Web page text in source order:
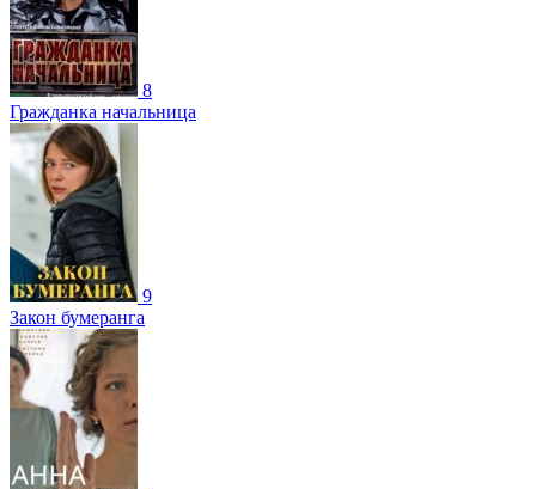
8
Гражданка начальница
9
Закон бумеранга